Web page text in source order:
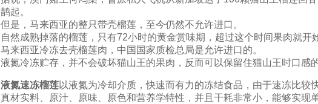
鹊起。
但是，马来西亚的整只带壳榴莲，至今仍然不允许进口。
自然成熟掉落的榴莲，只有72小时的黄金赏味期，超过这个时间果肉就开
马来西亚冷冻去壳榴莲肉，中国国家质检总局是允许进口的。
液氮冷冻贮存，并不会破坏猫山王的果肉，反而可以保留住猫山王时口感
液氮速冻榴莲以液氮为冷却介质，快速而有力的冻结食品，由于速冻比
真材实料、原汁、原味、原色和营养学特性，并且干耗非常小，能够实现